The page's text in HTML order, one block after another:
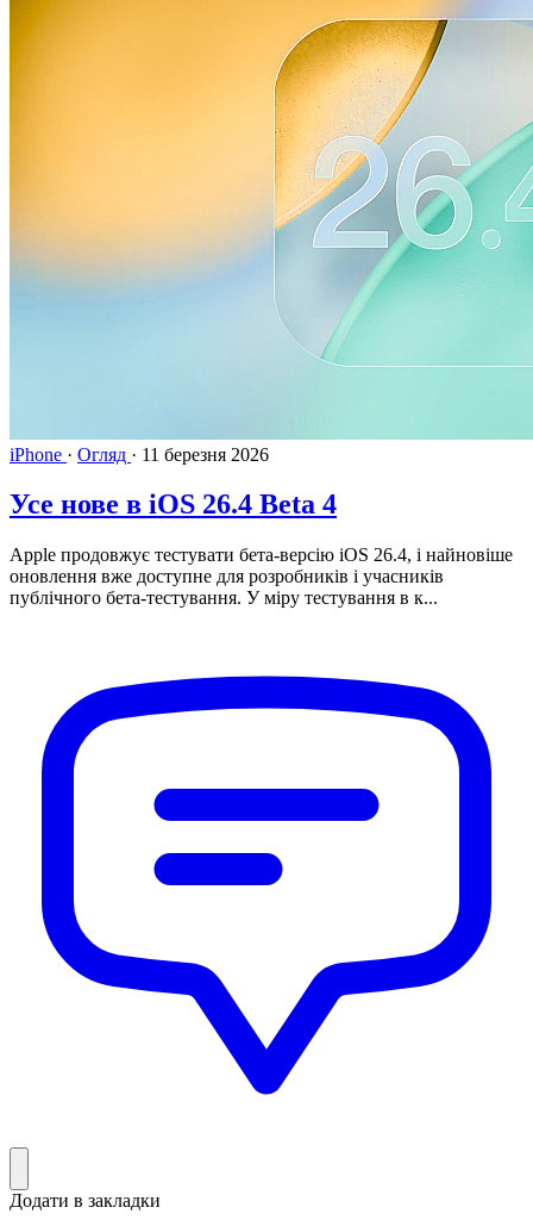
iPhone · Огляд · 11 березня 2026
Усе нове в iOS 26.4 Beta 4
Apple продовжує тестувати бета-версію iOS 26.4, і найновіше
оновлення вже доступне для розробників і учасників
публічного бета-тестування. У міру тестування в к...
Додати в закладки